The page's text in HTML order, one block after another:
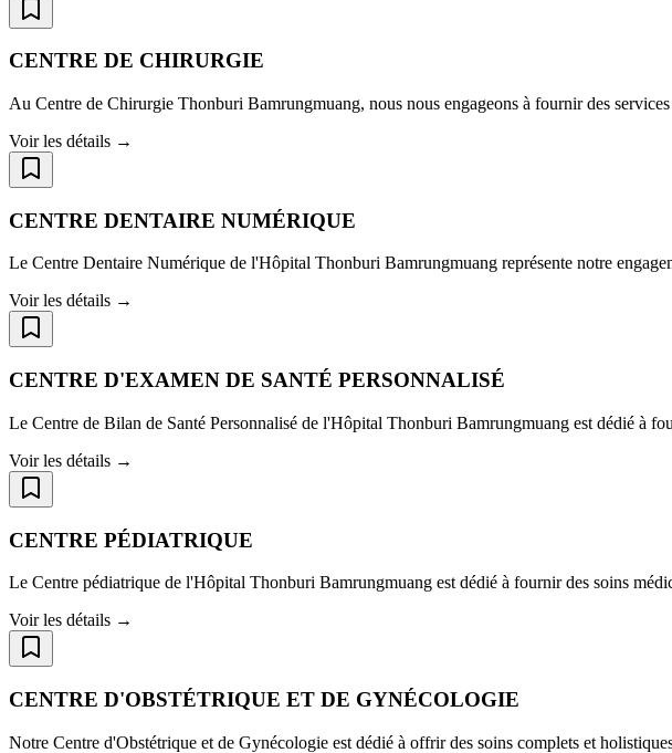
CENTRE DE CHIRURGIE
Au Centre de Chirurgie Thonburi Bamrungmuang, nous nous engageons à fournir des
Voir les détails →
CENTRE DENTAIRE NUMÉRIQUE
Le Centre Dentaire Numérique de l'Hôpital Thonburi Bamrungmuang représente notre
Voir les détails →
CENTRE D'EXAMEN DE SANTÉ PERSONNALISÉ
Le Centre de Bilan de Santé Personnalisé de l'Hôpital Thonburi Bamrungmuang est dédié à
Voir les détails →
CENTRE PÉDIATRIQUE
Le Centre pédiatrique de l'Hôpital Thonburi Bamrungmuang est dédié à fournir des soins
Voir les détails →
CENTRE D'OBSTÉTRIQUE ET DE GYNÉCOLOGIE
Notre Centre d'Obstétrique et de Gynécologie est dédié à offrir des soins complets et